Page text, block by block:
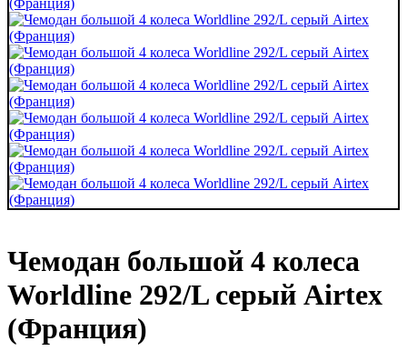
Чемодан большой 4 колеса
Worldline 292/L серый Airtex
(Франция)